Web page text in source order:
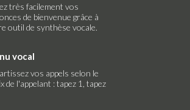
très facilement vos
de bienvenue grâce à
outil de synthèse vocale.
vocal
vos appels selon le
de l'appelant : tapez 1, tapez
des appels